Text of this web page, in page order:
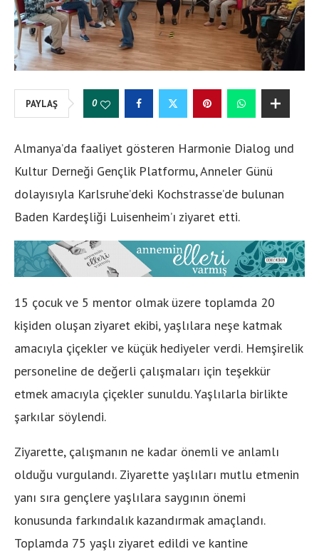
PAYLAŞ 0
Almanya’da faaliyet gösteren Harmonie Dialog und
Kultur Derneği Gençlik Platformu, Anneler Günü
dolayısıyla Karlsruhe’deki Kochstrasse’de bulunan
Baden Kardeşliği Luisenheim’ı ziyaret etti.
15 çocuk ve 5 mentor olmak üzere toplamda 20
kişiden oluşan ziyaret ekibi, yaşlılara neşe katmak
amacıyla çiçekler ve küçük hediyeler verdi. Hemşirelik
personeline de değerli çalışmaları için teşekkür
etmek amacıyla çiçekler sunuldu. Yaşlılarla birlikte
şarkılar söylendi.
Ziyarette, çalışmanın ne kadar önemli ve anlamlı
olduğu vurgulandı. Ziyarette yaşlıları mutlu etmenin
yanı sıra gençlere yaşlılara saygının önemi
konusunda farkındalık kazandırmak amaçlandı.
Toplamda 75 yaşlı ziyaret edildi ve kantine